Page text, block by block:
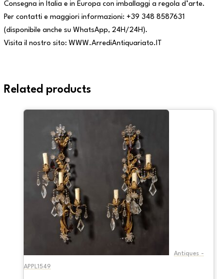
Consegna in Italia e in Europa con imballaggi a regola d’arte.
Per contatti e maggiori informazioni: +39 348 8587631
(disponibile anche su WhatsApp, 24H/24H).
Visita il nostro sito: WWW.ArrediAntiquariato.IT
Related products
Antiques -
APPL1549